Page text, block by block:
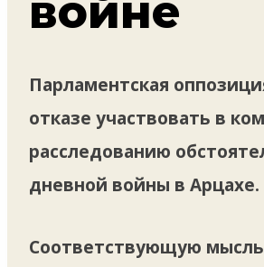
войне
Парламентская
отказе участвовать в
расследованию
дневной войны в Арцахе.
Соответствующую